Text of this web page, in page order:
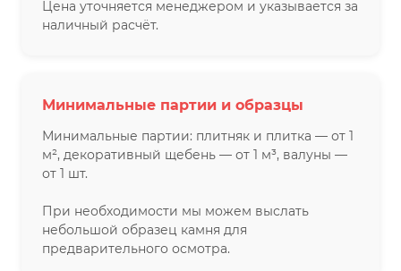
Цена уточняется менеджером и указывается за
наличный расчёт.
Минимальные партии и образцы
Минимальные партии: плитняк и плитка — от 1
м², декоративный щебень — от 1 м³, валуны —
от 1 шт.
При необходимости мы можем выслать
небольшой образец камня для
предварительного осмотра.